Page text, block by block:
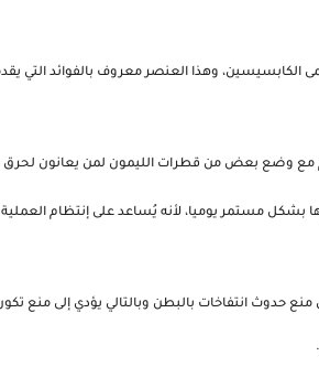
مع وضع بعض من قطرات الليمون لمن يعانون